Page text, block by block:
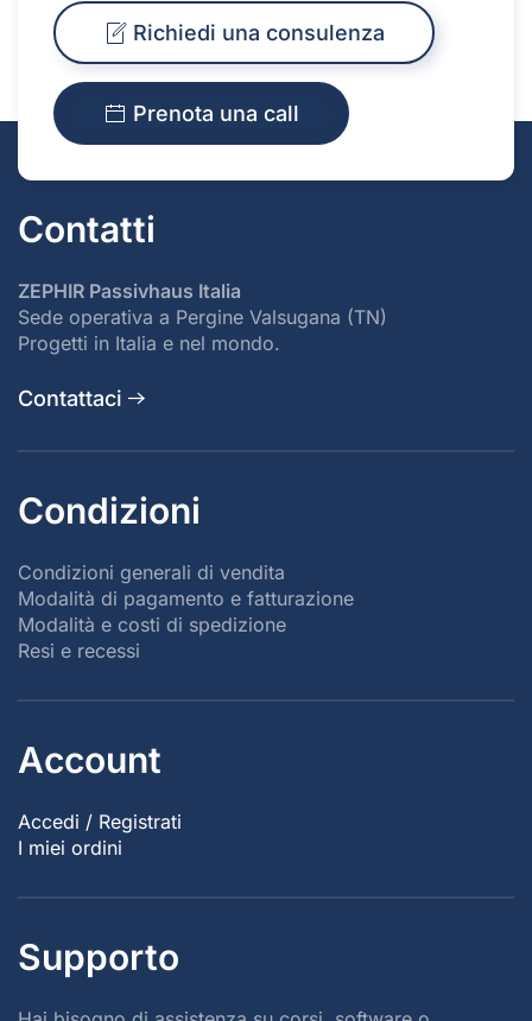
Richiedi una consulenza
Prenota una call
Contatti
ZEPHIR Passivhaus Italia
Sede operativa a Pergine Valsugana (TN)
Progetti in Italia e nel mondo.
Contattaci
Condizioni
Condizioni generali di vendita
Modalità di pagamento e fatturazione
Modalità e costi di spedizione
Resi e recessi
Account
Accedi / Registrati
I miei ordini
Supporto